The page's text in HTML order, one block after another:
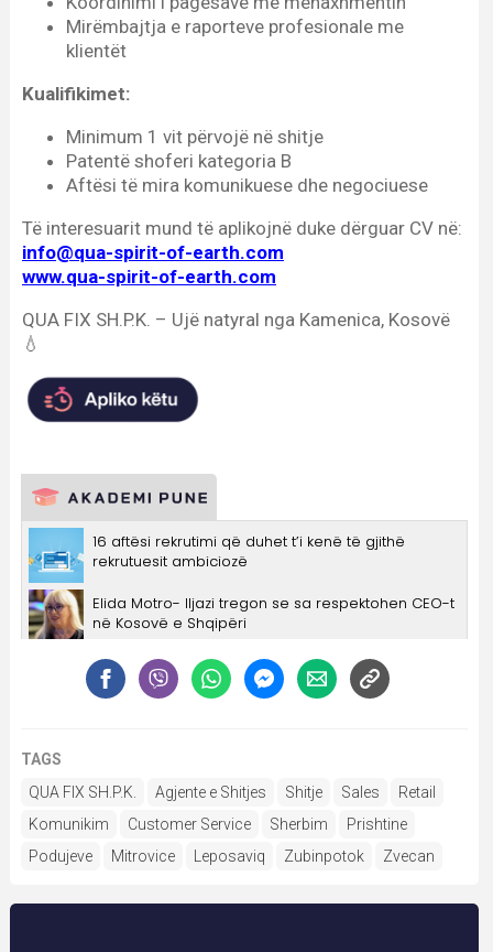
TAGS
QUA FIX SH.P.K.
Agjente e Shitjes Shitje Sales
Retail
Komunikim
Customer Service Sherbim
Prishtine
Podujeve
Mitrovice Leposaviq Zubinpotok Zvecan